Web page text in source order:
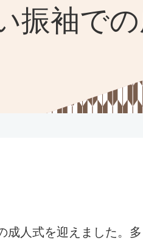
振袖で
人式を迎えました。